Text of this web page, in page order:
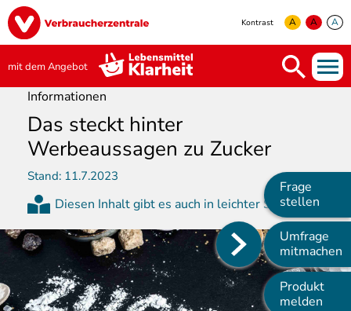
Direkt
zum
Inhalt
Image
Kontrast A A A
mit dem Angebot
Main
navigation
Frage
stellen
Umfrage
mitmachen
Produkt
melden
Informationen
Das steckt hinter
Werbeaussagen zu Zucker
Stand: 11.7.2023
Diesen Inhalt gibt es auch in leichter Sprache